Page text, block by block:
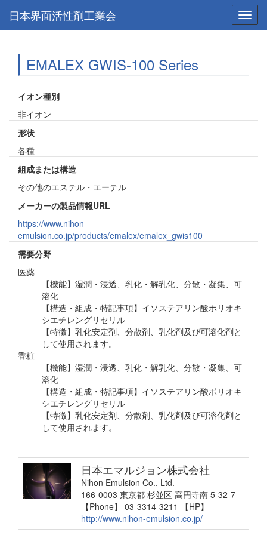
日本界面活性剤工業会
EMALEX GWIS-100 Series
イオン種別
非イオン
形状
各種
組成または構造
その他のエステル・エーテル
メーカーの製品情報URL
https://www.nihon-
emulsion.co.jp/products/emalex/emalex_gwis100
需要分野
医薬
【機能】湿潤・浸透、乳化・解乳化、分散・凝集、可
溶化
【構造・組成・特記事項】イソステアリン酸ポリオキ
シエチレングリセリル
【特徴】乳化安定剤、分散剤、乳化剤及び可溶化剤と
して使用されます。
香粧
【機能】湿潤・浸透、乳化・解乳化、分散・凝集、可
溶化
【構造・組成・特記事項】イソステアリン酸ポリオキ
シエチレングリセリル
【特徴】乳化安定剤、分散剤、乳化剤及び可溶化剤と
して使用されます。
日本エマルジョン株式会社
Nihon Emulsion Co., Ltd.
166-0003 東京都 杉並区 高円寺南 5-32-7
【Phone】 03-3314-3211
【HP】
http://www.nihon-emulsion.co.jp/